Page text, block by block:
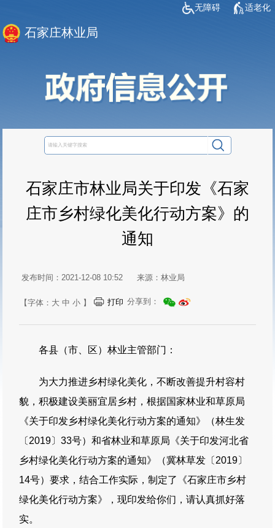
无障碍 适老化
石家庄林业局
石家庄市林业局关于印发《石家
庄市乡村绿化美化行动方案》的
通知
发布时间：2021-12-08 10:52 来源：林业局
【字体： 大 中 小】 打印 分享到：
各县（市、区）林业主管部门：
为大力推进乡村绿化美化，不断改善提升村容村
貌，积极建设美丽宜居乡村，根据国家林业和草原局
《关于印发乡村绿化美化行动方案的通知》（林生发
〔2019〕33号）和省林业和草原局《关于印发河北省
乡村绿化美化行动方案的通知》（冀林草发〔2019〕
14号）要求，结合工作实际，制定了《石家庄市乡村
绿化美化行动方案》，现印发给你们，请认真抓好落
实。